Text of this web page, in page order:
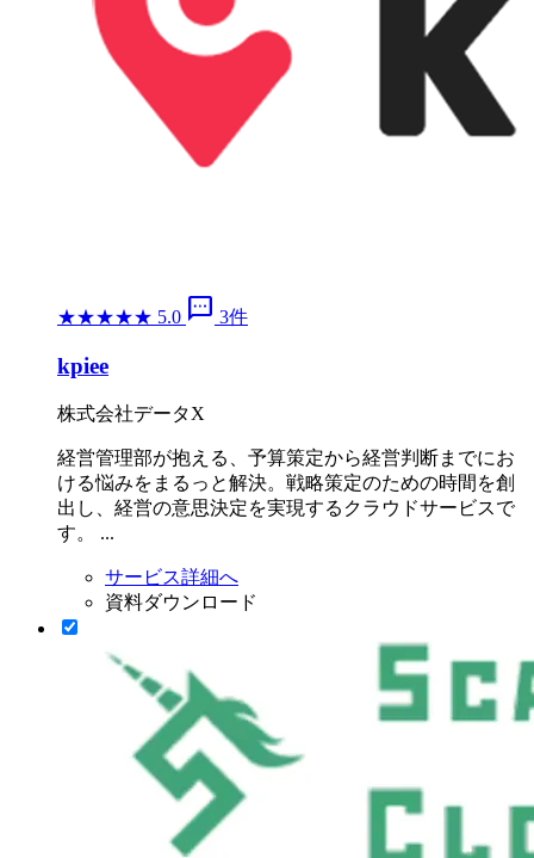
★★★★★ 5.0 sms 3件
kpiee
株式会社データX
経営管理部が抱える、予算策定から経営判断までにお
ける悩みをまるっと解決。戦略策定のための時間を創
出し、経営の意思決定を実現するクラウドサービスで
す。 ...
サービス詳細へ
資料ダウンロード